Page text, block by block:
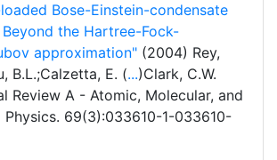
Bose-Einstein-condensate
the Hartree-Fock-
approximation" (2004) Rey,
B.L.;Calzetta, E. (...)Clark, C.W.
Review A - Atomic, Molecular, and
Physics. 69(3):033610-1-033610-